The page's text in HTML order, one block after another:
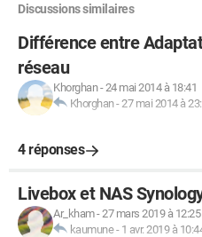
Discussions similaires
Différence entre
réseau
Khorghan-24 mai 2014 à 18:41
Khorghan-27 mai 2014 à
4 réponses
Livebox et NAS
Ar_kham-27 mars 2019 à 12:25
kaumune- 1 avr. 2019 à